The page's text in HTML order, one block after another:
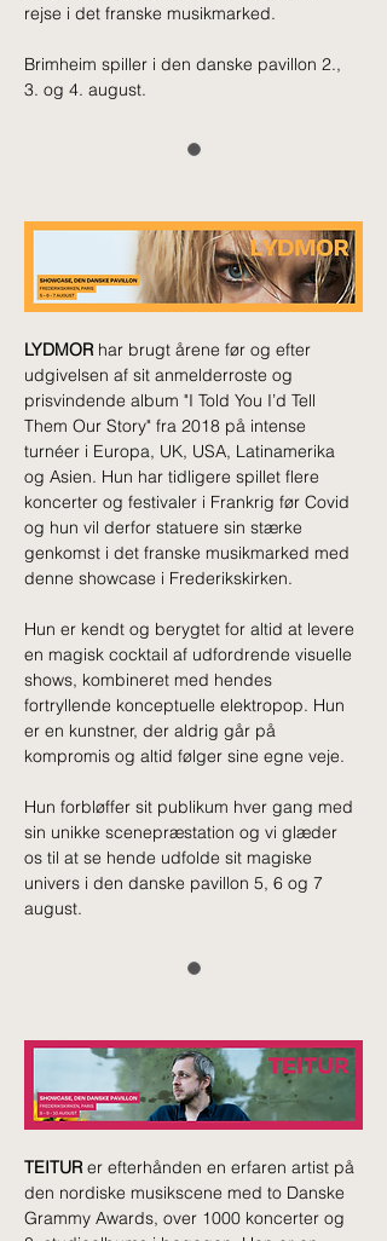
rejse i det franske musikmarked.
Brimheim spiller i den danske pavillon 2.,
3. og 4. august.
LYDMOR har brugt årene før og efter
udgivelsen af sit anmelderroste og
prisvindende album "I Told You I’d Tell
Them Our Story" fra 2018 på intense
turnéer i Europa, UK, USA, Latinamerika
og Asien. Hun har tidligere spillet flere
koncerter og festivaler i Frankrig før Covid
og hun vil derfor statuere sin stærke
genkomst i det franske musikmarked med
denne showcase i Frederikskirken.
Hun er kendt og berygtet for altid at levere
en magisk cocktail af udfordrende visuelle
shows, kombineret med hendes
fortryllende konceptuelle elektropop. Hun
er en kunstner, der aldrig går på
kompromis og altid følger sine egne veje.
Hun forbløffer sit publikum hver gang med
sin unikke scenepræstation og vi glæder
os til at se hende udfolde sit magiske
univers i den danske pavillon 5, 6 og 7
august.
TEITUR er efterhånden en erfaren artist på
den nordiske musikscene med to Danske
Grammy Awards, over 1000 koncerter og